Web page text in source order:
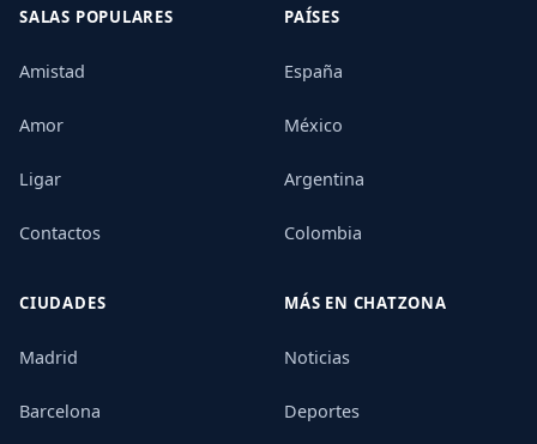
SALAS POPULARES
Amistad
Amor
Ligar
Contactos
PAÍSES
España
México
Argentina
Colombia
CIUDADES
Madrid
Barcelona
MÁS EN CHATZONA
Noticias
Deportes